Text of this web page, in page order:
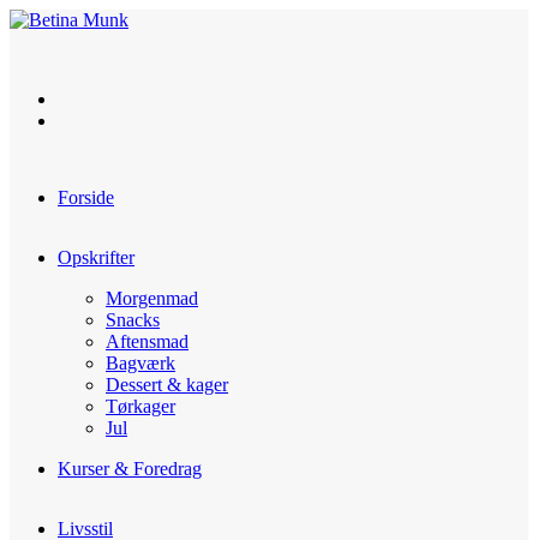
Skip
Forside
Opskrifter
Morgenmad
Snacks
Aftensmad
Bagværk
Dessert & kager
Tørkager
Jul
Kurser & Foredrag
Livsstil